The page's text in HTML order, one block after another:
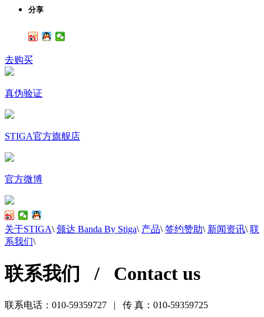
分享
去购买
真伪验证
STIGA官方旗舰店
官方微博
关于STIGA\ 颁达 Banda By Stiga\ 产品\ 签约赞助\ 新闻资讯\ 联
系我们\
联系我们 / Contact us
联系电话：010-59359727 | 传 真：010-59359725